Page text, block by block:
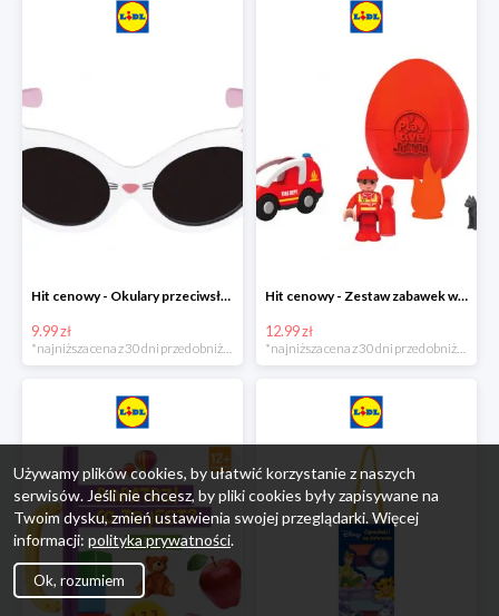
Hit cenowy - Okulary przeciwsłoneczne dla dzieci
9.99 zł
Hit cenowy - Zestaw zabawek w jajku
12.99 zł
Używamy plików cookies, by ułatwić korzystanie z naszych
serwisów. Jeśli nie chcesz, by pliki cookies były zapisywane na
Twoim dysku, zmień ustawienia swojej przeglądarki. Więcej
informacji: polityka prywatności.
Ok, rozumiem